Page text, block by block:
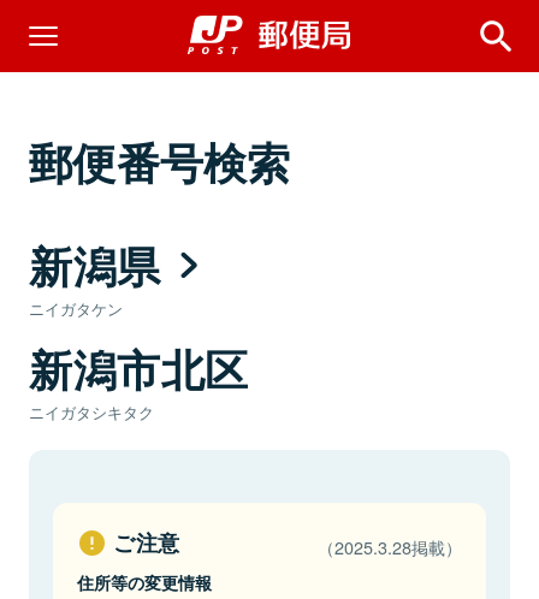
郵便番号検索
新潟県
ニイガタケン
新潟市北区
ニイガタシキタク
ご注意 （2025.3.28掲載）
住所等の変更情報